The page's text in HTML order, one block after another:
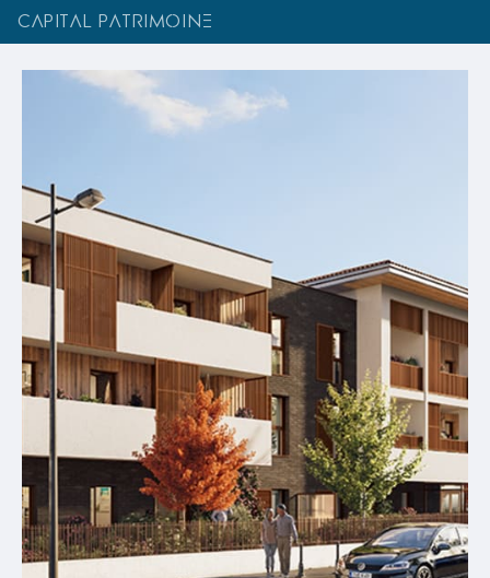
CAPITAL PATRIMOINE